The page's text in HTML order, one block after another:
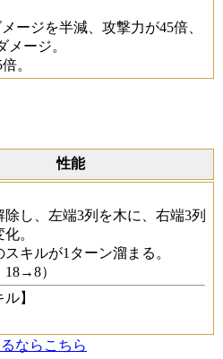
ージを半減、攻撃力が45倍、
メージ。
。
性能
除し、左端3列を木に、右端3列
。
スキルが1ターン溜まる。
18→8）
】
ならこちら